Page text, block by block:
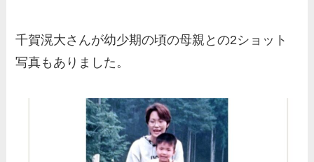
千賀滉大さんが幼少期の頃の母親との2ショット
写真もありました。